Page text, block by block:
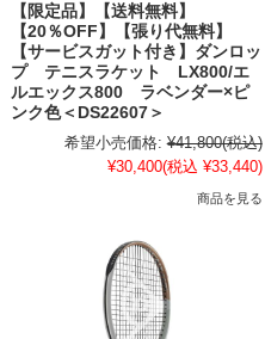
【限定品】【送料無料】
【20％OFF】【張り代無料】
【サービスガット付き】ダンロッ
プ テニスラケット LX800/エ
ルエックス800 ラベンダー×ピ
ンク色＜DS22607＞
希望小売価格: ¥41,800(税込)
¥30,400(税込 ¥33,440)
商品を見る